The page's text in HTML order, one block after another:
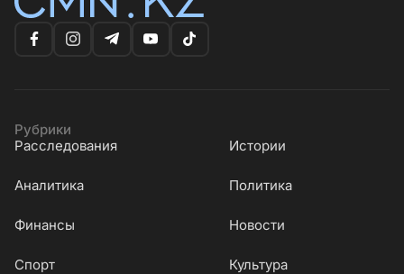
Рубрики
Расследования
Истории
Аналитика Политика
Финансы Новости
Cпорт Культура